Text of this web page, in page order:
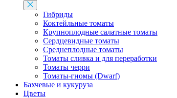
Гибриды
Коктейльные томаты
Крупноплодные салатные томаты
Сердцевидные томаты
Среднеплодные томаты
Томаты сливка и для переработки
Томаты черри
Томаты-гномы (Dwarf)
Бахчевые и кукуруза
Цветы